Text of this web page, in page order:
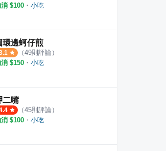
$100 ・ 小吃
環邊蚵仔煎
（49則評論）
$150 ・ 小吃
二嘴
（45則評論）
$100 ・ 小吃